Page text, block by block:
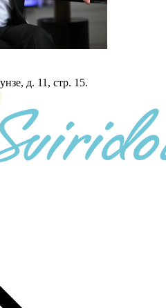
д. 11, стр. 15.